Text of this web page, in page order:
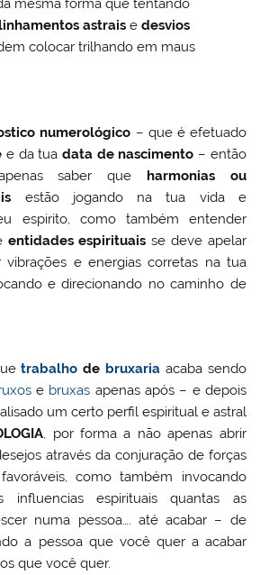
mesma forma que tentando
astrais edesvios
colocar trilhando em maus
numerológico – que é efetuado
e da tuadata de nascimento – então
saber que harmonias ou
estão jogando na tua vida e
espirito, como também entender
entidades espirituais se deve apelar
e energias corretas na tua
e direcionando no caminho de
trabalho de bruxaria acaba sendo
e bruxas apenas após – e depois
um certo perfil espiritual e astral
, por forma a não apenas abrir
através da conjuração de forças
como também invocando
influencias espirituais quantas as
numa pessoa…. até acabar – de
a pessoa que você quer a acabar
que você quer.